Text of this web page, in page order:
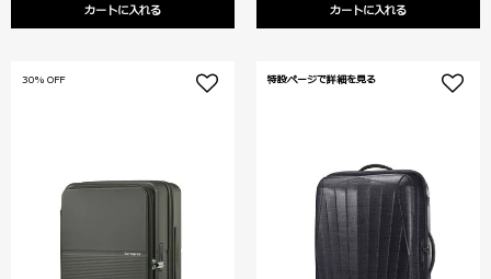
カートに入れる カートに入れる
30% OFF 特設ページで詳細を見る